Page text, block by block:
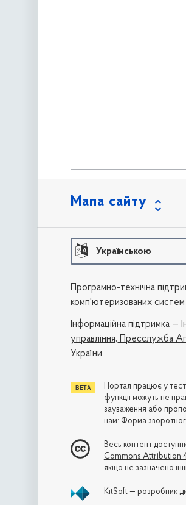
Мапа сайту
Українською
Програмно-технічна
комп'ютеризованих систем
Iнформаційна підтримка —
управління, Пресслужба
України
Портал працює у
функції можуть не
зауваження або
нам: Форма
Весь контент
Commons Attribution
якщо не зазначено
KitSoft — розробник